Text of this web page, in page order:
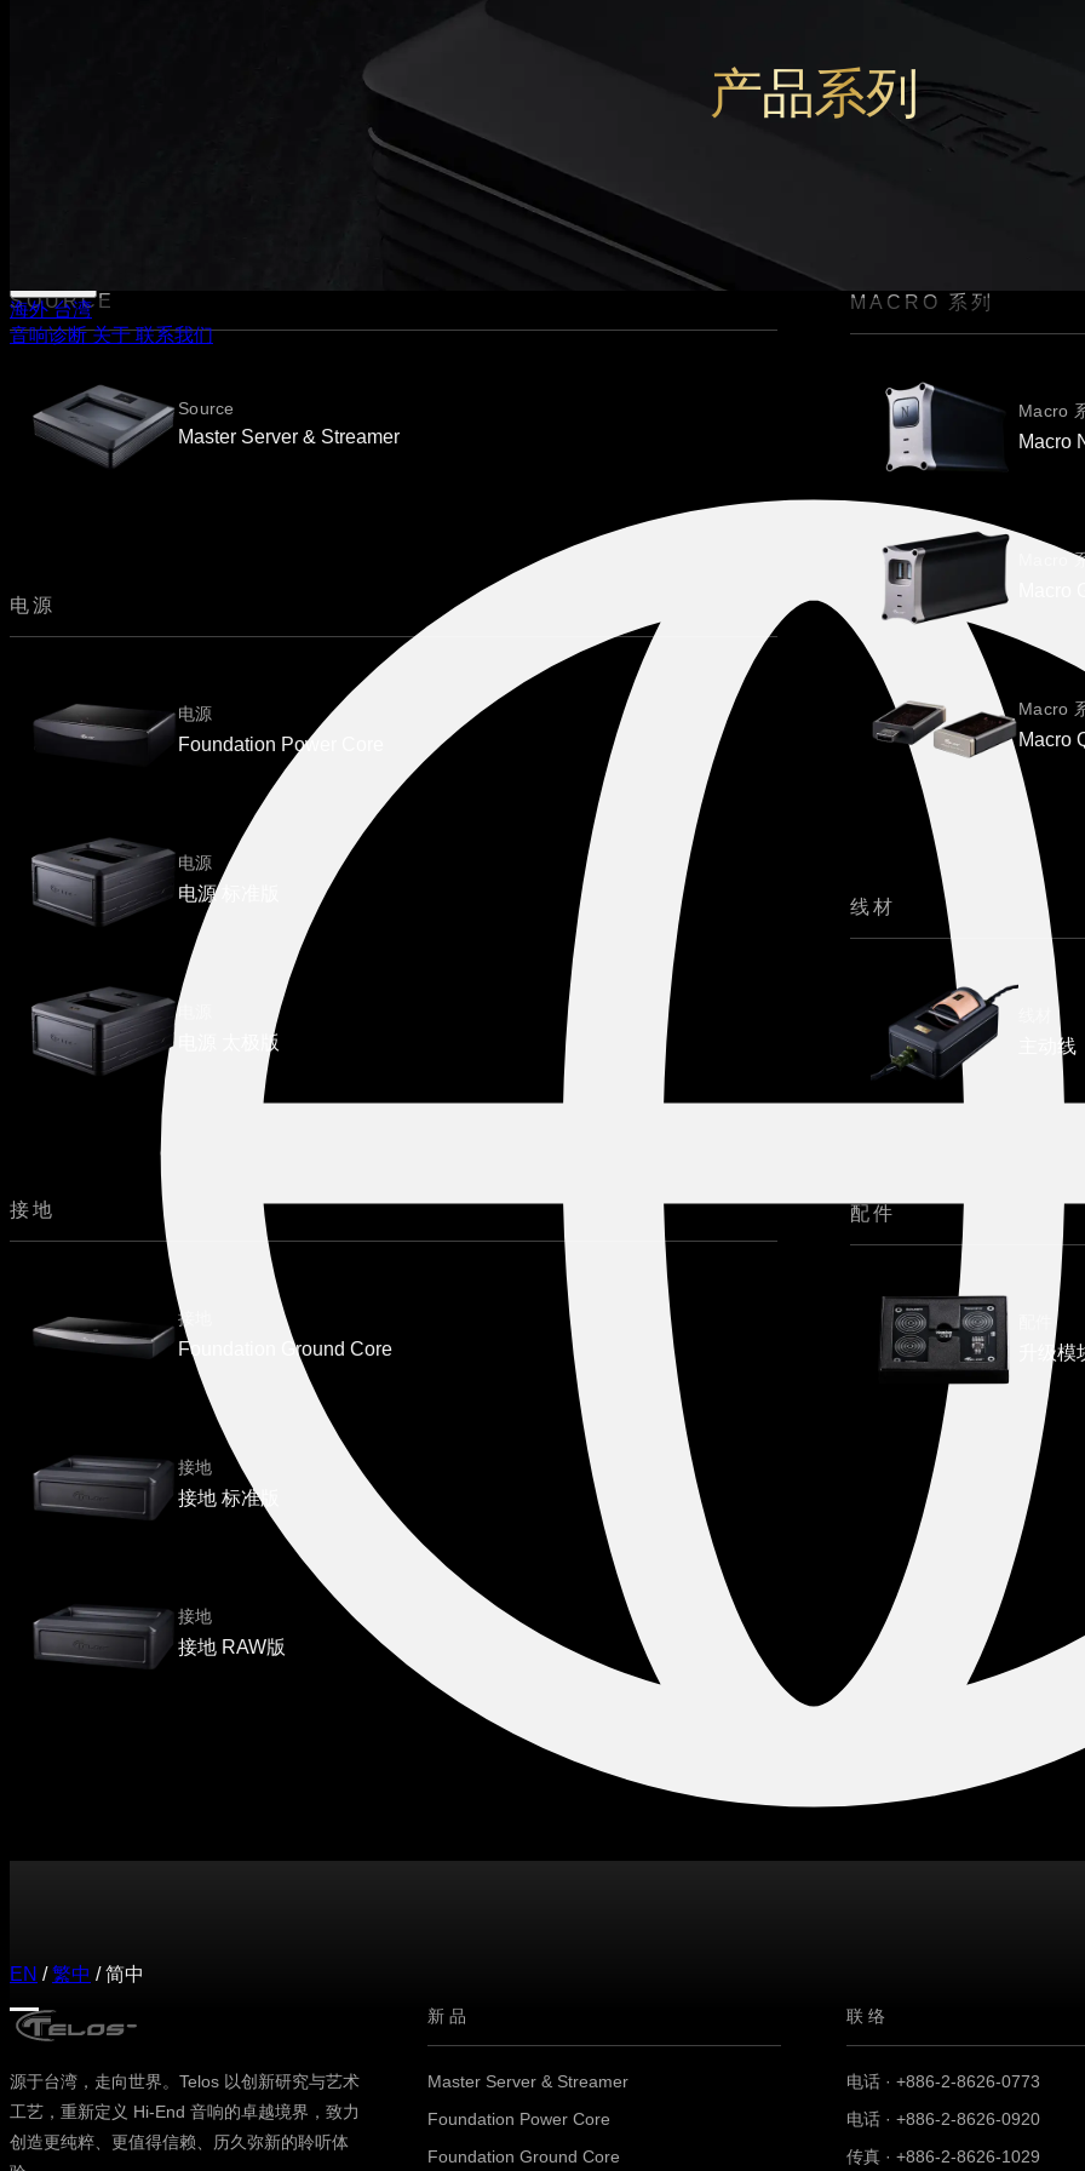
海外台湾
音响诊断关于联系我们
EN / 繁中 / 简中
产品系列
SOURCE
Source
Master Server & Streamer
电源
电源
Foundation Power Core
电源
电源 标准版
电源 太极版
接地
接地
Foundation Ground Core
接地
接地 标准版
接地
接地 RAW版
MACRO 系列
Macro
Macro
Macro
Macro
Macro
线材
主动线
配件
升级模
源于台湾，走向世界。Telos 以创新研究与艺术
工艺，重新定义 Hi-End 音响的卓越境界，致力
创造更纯粹、更值得信赖、历久弥新的聆听体
新品
Master Server & Streamer
Foundation Power Core
Foundation Ground Core
联络
电话 · +886-2-8626-0773
电话 · +886-2-8626-0920
传真 · +886-2-8626-1029